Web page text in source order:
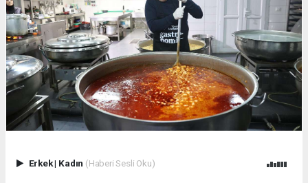
Erkek| Kadın (Haberi Sesli Oku)